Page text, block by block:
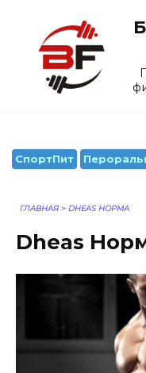
содержанию
СпортПит
ГЛАВНАЯ > DHEAS НОРМА
Dheas